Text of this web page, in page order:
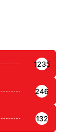
1235
246
132